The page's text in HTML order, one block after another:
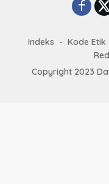
Indeks Kode Etik
Copyright 2023